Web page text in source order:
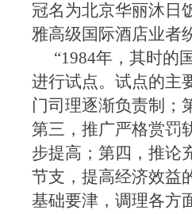
冠名为北京华丽沐日
雅高级国际酒店业者
“1984年，其时的
进行试点。试点的主
门司理逐渐负责制；
第三，推广严格赏罚
步提高；第四，推论
节支，提高经济效益
基础要津，调理各方